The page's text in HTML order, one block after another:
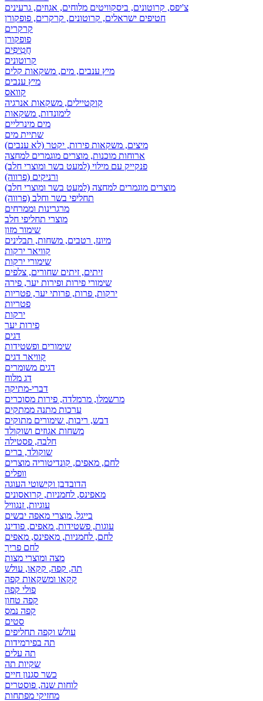
צ'יפס, קרוטונים, ביסקוויטים מלוחים, אגוזים, גרעינים
חטיפים ישראלים, קרוטונים, קרקרים, פופקורן
קרקרים
פופקורן
חֲטִיפִים
קרוטונים
מיץ ענבים, מים, משקאות קלים
מיץ ענבים
קוואס
קוקטיילים, משקאות אנרגיה
לימונדות, משקאות
מים מינרליים
שתיית מים
מיצים, משקאות פירות, יקטר (לא ענבים)
ארוחות מוכנות, מוצרים מוגמרים למחצה
פנקייק עם מילוי (למעט בשר ומוצרי חלב)
ורניקים (פרווה)
מוצרים מוגמרים למחצה (למעט בשר ומוצרי חלב)
תחליפי בשר וחלב (פרווה)
מרגרינות וממרחים
מוצרי תחליפי חלב
שימור מזון
מיונז, רטבים, משחות, תבלינים
קוויאר ירקות
שימורי ירקות
זיתים, זיתים שחורים, צלפים
שימורי פירות ופירות יער, פירה
ירקות, פרות, פרותי יער, פטריות
פטריות
ירקות
פירות יער
דגים
שימורים ופשטידות
קוויאר דגים
דגים משומרים
דג מלוח
דברי-מתיקה
מרשמלו, מרמלדה, פירות מסוכרים
ערכות מתנה ממתקים
דבש, ריבות, שימורים מתוקים
משחות אגוזים ושוקולד
חלבה, פסטילה
שוקולד, ברים
לחם, מאפים, קונדיטוריה מוצרים
וופלים
הדובדבן וקישוטי העוגה
מאפינס, לחמניות, קרואסונים
עוגיות, זנגוויל
בייגל, מוצרי מאפה יבשים
עוגות, פשטידות, מאפים, פודינג
לחם, לחמניות, מאפינס, מאפים
לחם פריך
מצה ומוצרי מצות
תה, קפה, קקאו, עולש
קקאו ומשקאות קפה
פולי קפה
קפה טחון
קפה נמס
סטים
עולש וקפה תחליפים
תה בפירמידות
תה עלים
שקיות תה
כשר סגנון חיים
לוחות שנה, פוסטרים
מחזיקי מפתחות